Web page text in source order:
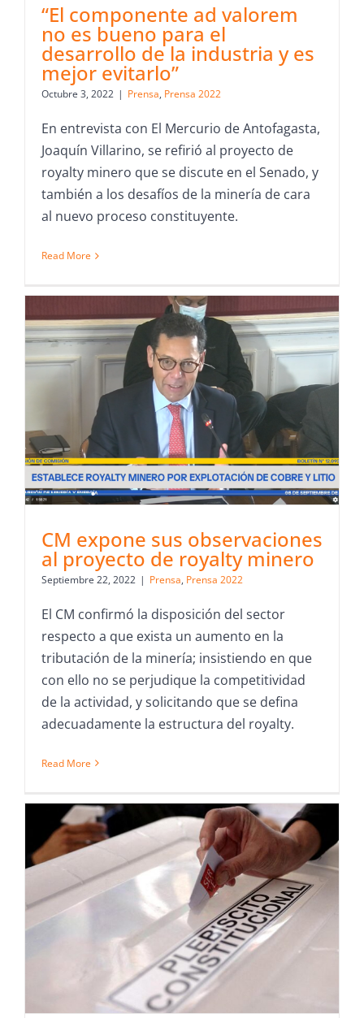
“El componente ad valorem
no es bueno para el
desarrollo de la industria y es
mejor evitarlo”
Octubre 3, 2022 | Prensa, Prensa 2022
En entrevista con El Mercurio de Antofagasta,
Joaquín Villarino, se refirió al proyecto de
royalty minero que se discute en el Senado, y
también a los desafíos de la minería de cara
al nuevo proceso constituyente.
Read More
CM expone sus observaciones
al proyecto de royalty minero
Septiembre 22, 2022 | Prensa, Prensa 2022
El CM confirmó la disposición del sector
respecto a que exista un aumento en la
tributación de la minería; insistiendo en que
con ello no se perjudique la competitividad
de la actividad, y solicitando que se defina
adecuadamente la estructura del royalty.
Read More